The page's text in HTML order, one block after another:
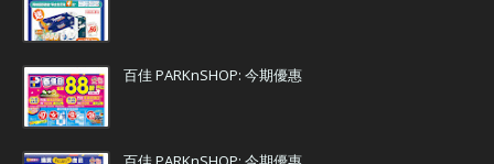
百佳 PARKnSHOP: 今期優惠